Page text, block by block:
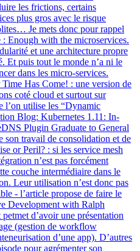
les frictions, certains
plus gros avec le risque
Je mets donc pour rappel
: Enough with the microservices.
et une architecture propre
Et puis tout le monde n’a ni le
dans les micro-services.
Has Come! : une version de
coté cloud et surtout sur
l’on utilise les “Dynamic
Blog: Kubernetes 1.11: In-
Plugin Graduate to General
travail de consolidation et de
or Peril? : si les service mesh
n’est pas forcément
couche intermédiaire dans le
Leur utilisation n’est donc pas
- l’article propose de faire le
Development with Ralph
d’avoir une présentation
(gestion de workflow
d’une app). D’autres
pour agrémenter son